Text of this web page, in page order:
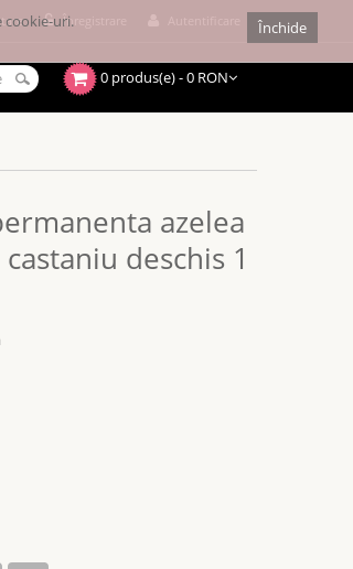
Înregistrare
0 produs(e) - 0 RON
azelea
castaniu deschis 1
Închide
cookie-uri.